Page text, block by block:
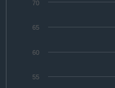
55
60
65
70